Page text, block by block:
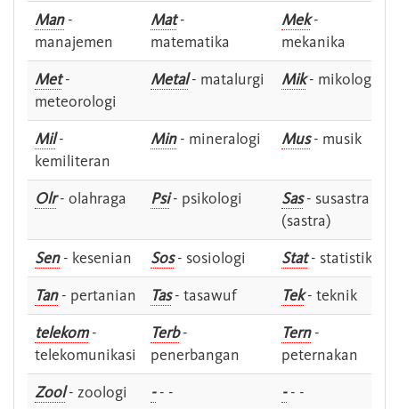
Man-
manajemen
Mat-
matematika
Mek-
mekanika
Met-
meteorologi
Metal- matalurgi Mik- mikologi
Mil-
kemiliteran
Min- mineralogi Mus- musik
Olr- olahraga Psi- psikologi Sas- susastra -
(sastra)
Sen- kesenian Sos- sosiologi Stat- statistik
Tan- pertanian Tas- tasawuf Tek- teknik
telekom-
telekomunikasi
Terb-
penerbangan
Tern-
peternakan
Zool- zoologi -- - -- -